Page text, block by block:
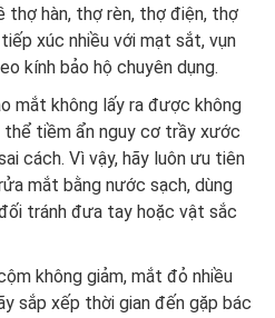
thợ hàn, thợ rèn, thợ điện, thợ
xúc nhiều với mạt sắt, vụn
kính bảo hộ chuyên dụng.
mắt không lấy ra được không
tiềm ẩn nguy cơ trầy xước
cách. Vì vậy, hãy luôn ưu tiên
mắt bằng nước sạch, dùng
tránh đưa tay hoặc vật sắc
không giảm, mắt đỏ nhiều
sắp xếp thời gian đến gặp bác